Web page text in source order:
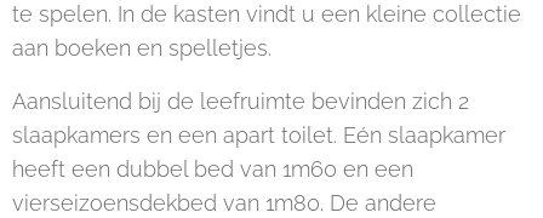
te spelen. In de kasten vindt u een kleine collectie
aan boeken en spelletjes.
Aansluitend bij de leefruimte bevinden zich 2
slaapkamers en een apart toilet. Eén slaapkamer
heeft een dubbel bed van 1m60 en een
vierseizoensdekbed van 1m80. De andere